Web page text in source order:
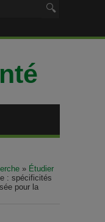
» Étudier
: spécificités
pour la